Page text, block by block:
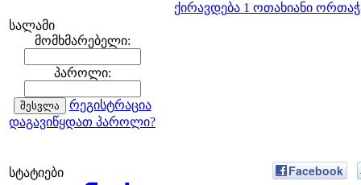
ქირავდება 1 ოთახიანი
სალამი
მომხმარებელი:
პაროლი:
რეგისტრაცია
დაგავიწყდათ პაროლი?
სტატიები Facebook